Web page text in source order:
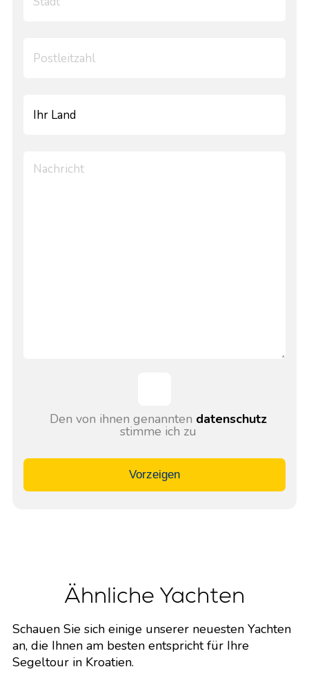
Den von ihnen genannten datenschutz
stimme ich zu
Vorzeigen
Ähnliche Yachten
Schauen Sie sich einige unserer neuesten Yachten
an, die Ihnen am besten entspricht für Ihre
Segeltour in Kroatien.